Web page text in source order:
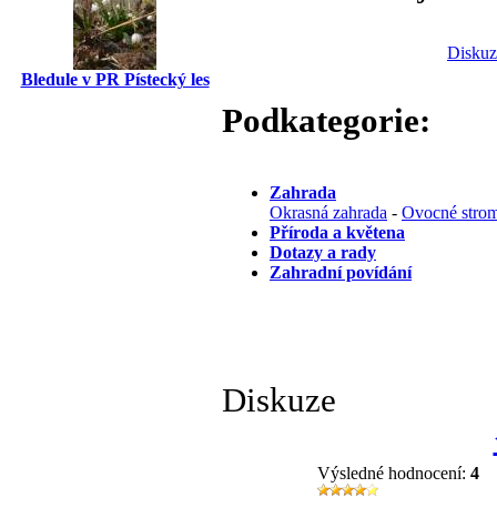
Bledule v PR Pístecký les
Podkategorie:
Zahrada
Okrasná zahrada - Ovocné
Příroda a květena
Dotazy a rady
Zahradní povídání
Diskuze
Výsledné hodnocení: 4